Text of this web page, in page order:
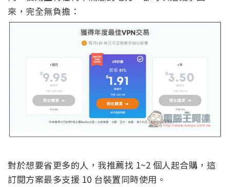
來，完全無負擔：
對於想要省更多的人，我推薦找 1~2 個人起合購，這
訂閱方案最多支援 10 台裝置同時使用。